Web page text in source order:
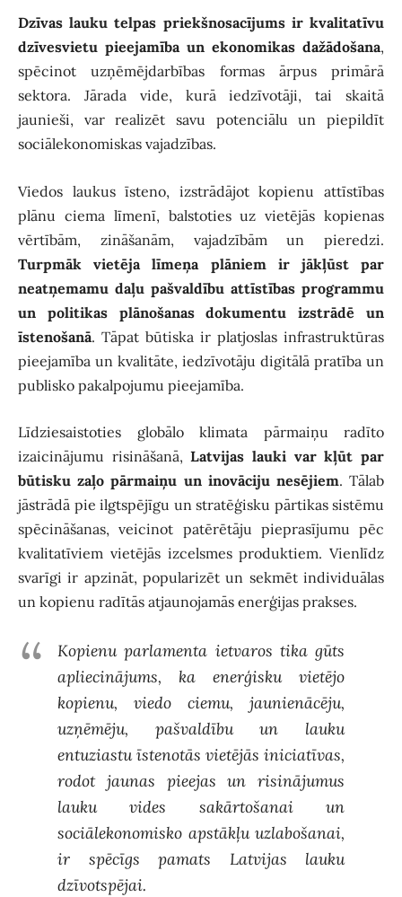
Dzīvas lauku telpas priekšnosacījums ir kvalitatīvu
dzīvesvietu pieejamība un ekonomikas dažādošana,
spēcinot uzņēmējdarbības formas ārpus primārā
sektora. Jārada vide, kurā iedzīvotāji, tai skaitā
jaunieši, var realizēt savu potenciālu un piepildīt
sociālekonomiskas vajadzības.
Viedos laukus īsteno, izstrādājot kopienu attīstības
plānu ciema līmenī, balstoties uz vietējās kopienas
vērtībām, zināšanām, vajadzībām un pieredzi.
Turpmāk vietēja līmeņa plāniem ir jākļūst par
neatņemamu daļu pašvaldību attīstības programmu
un politikas plānošanas dokumentu izstrādē un
īstenošanā. Tāpat būtiska ir platjoslas infrastruktūras
pieejamība un kvalitāte, iedzīvotāju digitālā pratība un
publisko pakalpojumu pieejamība.
Līdziesaistoties globālo klimata pārmaiņu radīto
izaicinājumu risināšanā,Latvijas lauki var kļūt par
būtisku zaļo pārmaiņu un inovāciju nesējiem. Tālab
jāstrādā pie ilgtspējīgu un stratēģisku pārtikas sistēmu
spēcināšanas, veicinot patērētāju pieprasījumu pēc
kvalitatīviem vietējās izcelsmes produktiem. Vienlīdz
svarīgi ir apzināt, popularizēt un sekmēt individuālas
un kopienu radītās atjaunojamās enerģijas prakses.
Kopienu parlamenta ietvaros tika gūts
apliecinājums, ka enerģisku vietējo
kopienu, viedo ciemu, jaunienācēju,
uzņēmēju, pašvaldību un lauku
entuziastu īstenotās vietējās iniciatīvas,
rodot jaunas pieejas un risinājumus
lauku vides sakārtošanai un
sociālekonomisko apstākļu uzlabošanai,
ir spēcīgs pamats Latvijas lauku
dzīvotspējai.